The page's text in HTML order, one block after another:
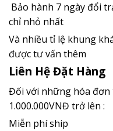
Bảo hành 7 ngày đổi
chỉ nhỏ nhất
Và nhiều tỉ lệ khung
được tư vấn thêm
Liên Hệ Đặt Hàng
Đối với những hóa đơn
1.000.000VNĐ trở lên :
Miễn phí ship